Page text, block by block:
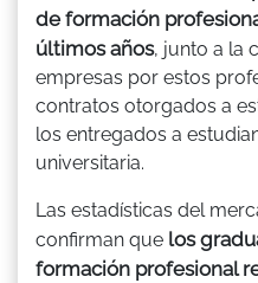
de formación
últimos años, junto a la
empresas por estos
contratos otorgados a
los entregados a
universitaria.
Las estadísticas del
confirman que los
formación profesional